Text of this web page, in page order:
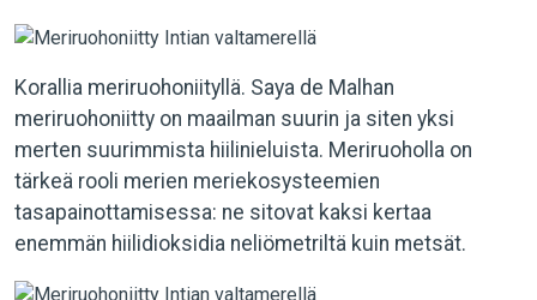
Korallia meriruohoniityllä. Saya de Malhan
meriruohoniitty on maailman suurin ja siten yksi
merten suurimmista hiilinieluista. Meriruoholla on
tärkeä rooli merien meriekosysteemien
tasapainottamisessa: ne sitovat kaksi kertaa
enemmän hiilidioksidia neliömetriltä kuin metsät.